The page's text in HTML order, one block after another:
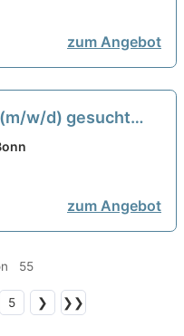
zum Angebot
w/d) gesucht
zum Angebot
55
5 ❯ ❯❯